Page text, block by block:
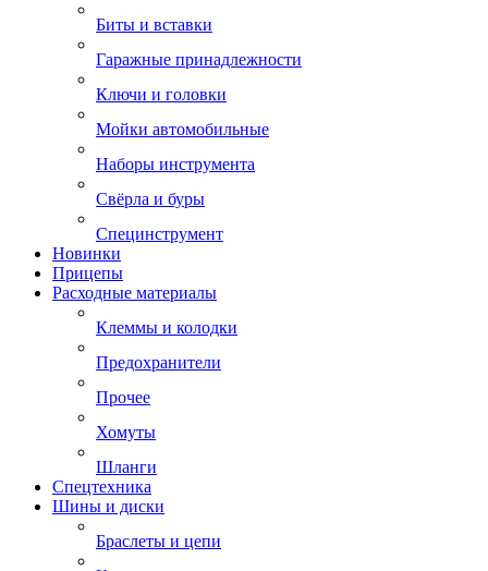
Биты и вставки
Гаражные принадлежности
Ключи и головки
Мойки автомобильные
Наборы инструмента
Свёрла и буры
Специнструмент
Новинки
Прицепы
Расходные материалы
Клеммы и колодки
Предохранители
Прочее
Хомуты
Шланги
Спецтехника
Шины и диски
Браслеты и цепи